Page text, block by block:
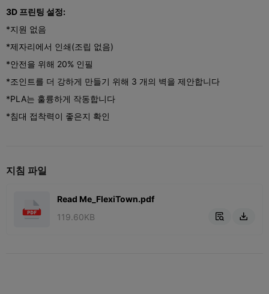
3D 프린팅 설정:
*지원 없음
*제자리에서 인쇄(조립 없음)
*안전을 위해 20% 인필
*조인트를 더 강하게 만들기 위해 3 개의 벽을 제안합니다
*PLA는 훌륭하게 작동합니다
*침대 접착력이 좋은지 확인
지침 파일
Read Me_FlexiTown.pdf
119.60KB
 